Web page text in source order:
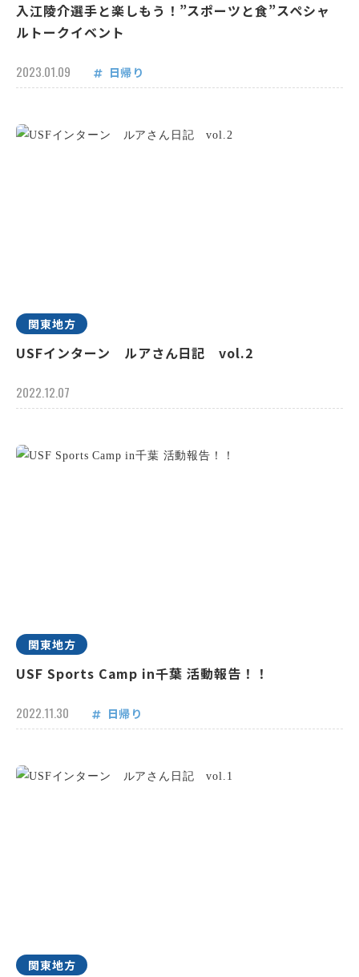
入江陵介選手と楽しもう！”スポーツと食”スペシャ
ルトークイベント
2023.01.09 日帰り
関東地方
USFインターン ルアさん日記 vol.2
2022.12.07
関東地方
USF Sports Camp in千葉 活動報告！！
2022.11.30 日帰り
関東地方